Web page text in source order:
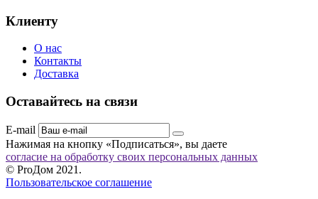
Клиенту
О нас
Контакты
Доставка
Оставайтесь на связи
E-mail
Нажимая на кнопку «Подписаться», вы даете
согласие на обработку своих персональных данных
© ProДом 2021.
Пользовательское соглашение